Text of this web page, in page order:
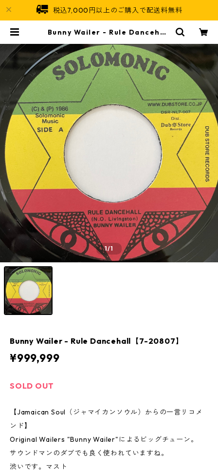
税込7,000円以上のご購入で配送料無料
Bunny Wailer - Rule Dancehall
1/1
Bunny Wailer - Rule Dancehall【7-20807】
¥999,999
SOLD OUT
【Jamaican Soul（ジャマイカンソウル）からの一言リコメ
ンド】
Original Wailers "Bunny Wailer"によるビッグチューン。
サウンドマンのダブでも良く使われていますね。
渋いです。マスト